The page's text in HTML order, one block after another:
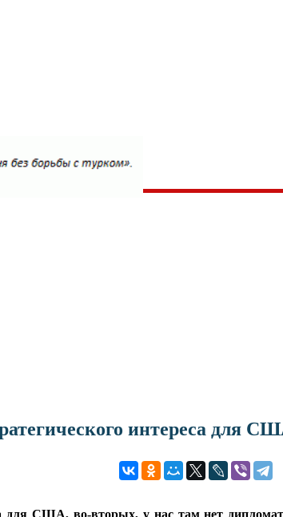
интереса для
для США, во-вторых, у нас там нет